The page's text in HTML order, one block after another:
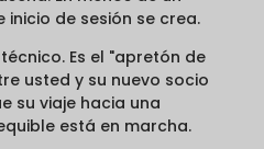
inicio de sesión se crea.
Es el "apretón de
usted y su nuevo socio
su viaje hacia una
está en marcha.